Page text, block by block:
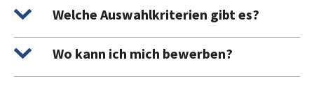
Welche Auswahlkriterien gibt es?
Wo kann ich mich bewerben?